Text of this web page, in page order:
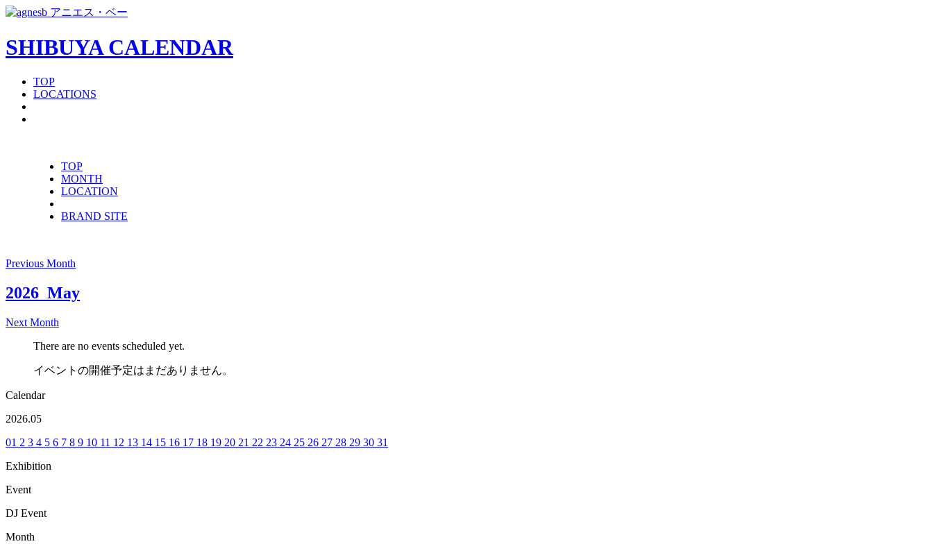
SHIBUYA CALENDAR
TOP
LOCATIONS
TOP
MONTH
LOCATION
BRAND SITE
Previous Month
2026 May
Next Month
There are no events scheduled yet.
イベントの開催予定はまだありません。
Calendar
2026.05
01 2 3 4 5 6 7 8 9 10 11 12 13 14 15 16 17 18 19 20 21 22 23 24 25 26 27 28 29 30 31
Exhibition
Event
DJ Event
Month